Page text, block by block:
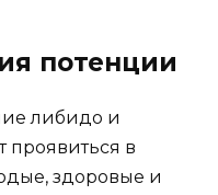
потенции
либидо и
проявиться в
здоровые и